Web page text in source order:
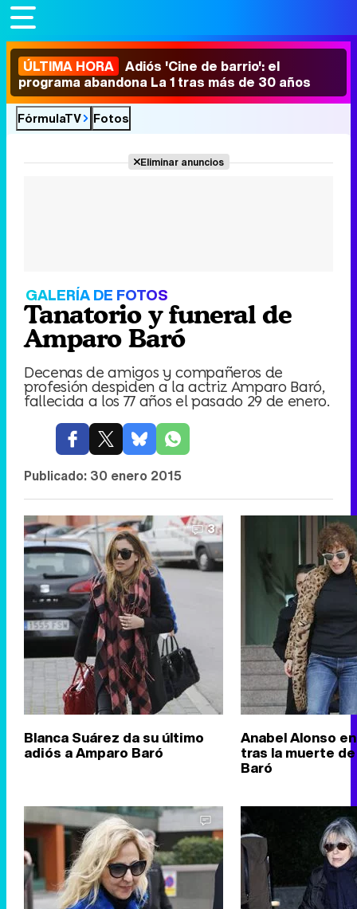
ÚLTIMA HORA Adiós 'Cine de barrio': el
programa abandona La 1 tras más de 30 años
FórmulaTV Fotos
Eliminar anuncios
GALERÍA DE FOTOS
Tanatorio y funeral de
Amparo Baró
Decenas de amigos y compañeros de
profesión despiden a la actriz Amparo Baró,
fallecida a los 77 años el pasado 29 de enero.
Publicado: 30 enero 2015
3
Blanca Suárez da su último
adiós a Amparo Baró
Anabel Alonso
tras la muerte
Baró